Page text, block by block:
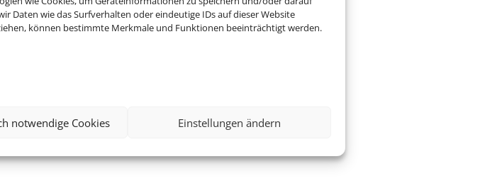
Daten wie das Surfverhalten oder eindeutige IDs auf dieser Website
können bestimmte Merkmale und Funktionen beeinträchtigt werden.
notwendige Cookies Einstellungen ändern